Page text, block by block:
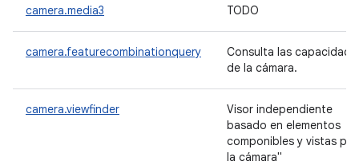
camera.media3 TODO
camera.featurecombinationquery
Consulta las
de la cámara.
camera.viewfinder
Visor independiente
basado en elementos
componibles y vistas
la cámara"